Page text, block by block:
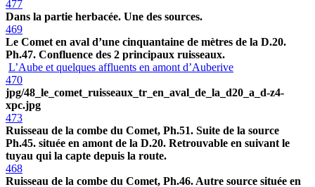
477
Dans la partie herbacée. Une des sources.
469
Le Comet en aval d’une cinquantaine de mètres de la D.20.
Ph.47. Confluence des 2 principaux ruisseaux.
L’Aube et quelques affluents en amont d’Auberive
470
jpg/48_le_comet_ruisseaux_tr_en_aval_de_la_d20_a_d-z4-
xpc.jpg
473
Ruisseau de la combe du Comet, Ph.51. Suite de la source
Ph.45. située en amont de la D.20. Retrouvable en suivant le
tuyau qui la capte depuis la route.
468
Ruisseau de la combe du Comet, Ph.46. Autre source située en